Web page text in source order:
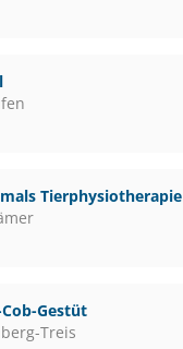
Tierphysiotherapie
Gestüt
Treis